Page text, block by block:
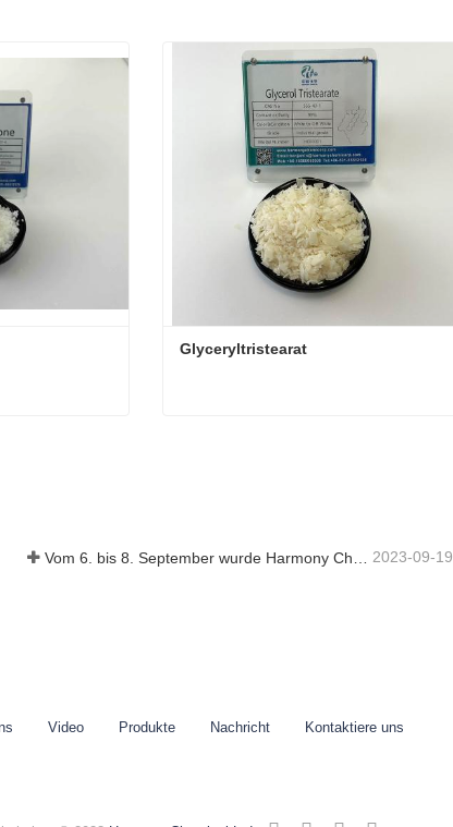
Glyceryltristearat
2023-09-19
Video Produkte Nachricht Kontaktiere uns